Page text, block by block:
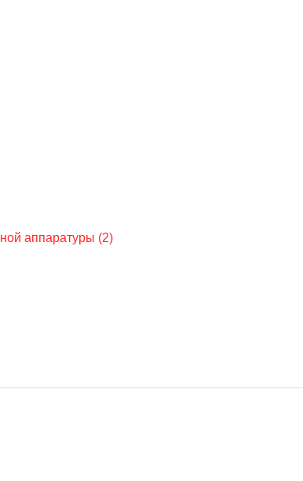
аппаратуры (2)